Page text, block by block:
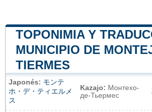
TOPONIMIA Y
MUNICIPIO DE
TIERMES
Japonés: モンテ
ホ・デ・ティエルメ
ス
Kazajo: Монтехо-
де-Тьермес